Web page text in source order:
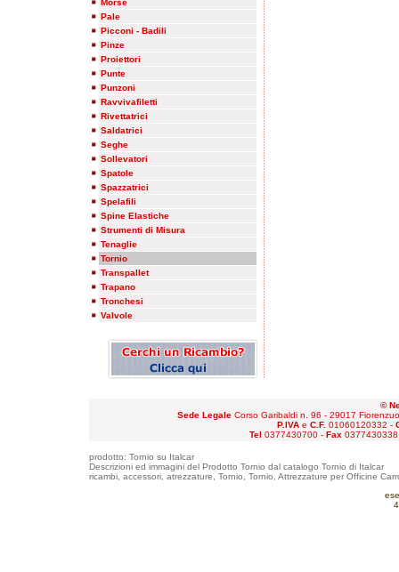
Morse
Pale
Picconi - Badili
Pinze
Proiettori
Punte
Punzoni
Ravvivafiletti
Rivettatrici
Saldatrici
Seghe
Sollevatori
Spatole
Spazzatrici
Spelafili
Spine Elastiche
Strumenti di Misura
Tenaglie
Tornio
Transpallet
Trapano
Tronchesi
Valvole
©
Sede Legale Corso Garibaldi n. 96 - 29017
P.IVAe C.F. 01060120332 -
Tel 0377430700 - Fax
prodotto: Tornio su Italcar
Descrizioni ed immagini del Prodotto Tornio dal catalogo Tornio di Italcar
ricambi, accessori, atrezzature, Tornio, Tornio, Attrezzature per Officine